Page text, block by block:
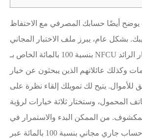
يوضح أيضًا حسابك المصرفي مع الاحتفاظ
بشكل عام، يبرز ملف الاختبار المجاني
بنسبة 100 بالمائة الخاص بـ NFCU باعتباره الاختيار الرائد
وكذلك عائلاتهم الذين يبحثون عن خيار
للأموال. يتيح لك تمويلك إلقاء نظرة على
المحمول، وستختار ثلاثة خيارات لرؤية
من الممكن البدء والاستمرار في
الحفاظ على حساب جاري مجاني بنسبة 100 بالمائة عبر